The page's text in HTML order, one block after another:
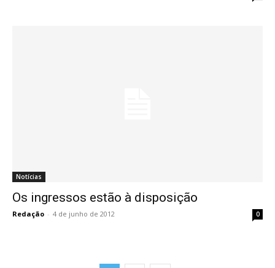
Notícias
Os ingressos estão à disposição
Redação - 4 de junho de 2012 0